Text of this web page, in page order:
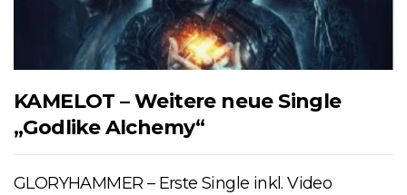
KAMELOT – Weitere neue Single
„Godlike Alchemy“
GLORYHAMMER – Erste Single inkl. Video